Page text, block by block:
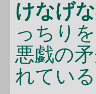
けなげ
っちり
悪戯の
れてい